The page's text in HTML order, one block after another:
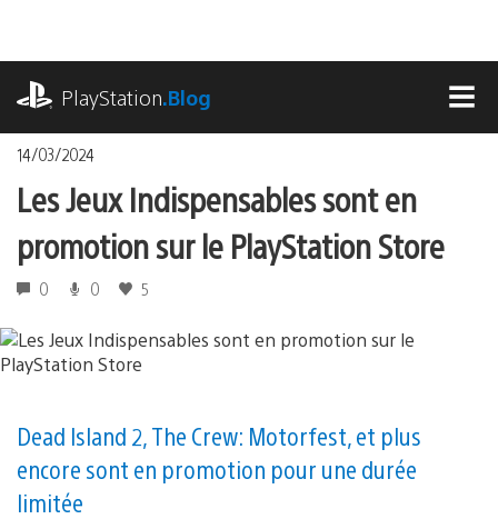
contenu
PlayStation.Blog
14/03/2024
Les Jeux Indispensables sont en
promotion sur le PlayStation Store
0 0 5
Dead Island 2, The Crew: Motorfest, et plus
encore sont en promotion pour une durée
limitée